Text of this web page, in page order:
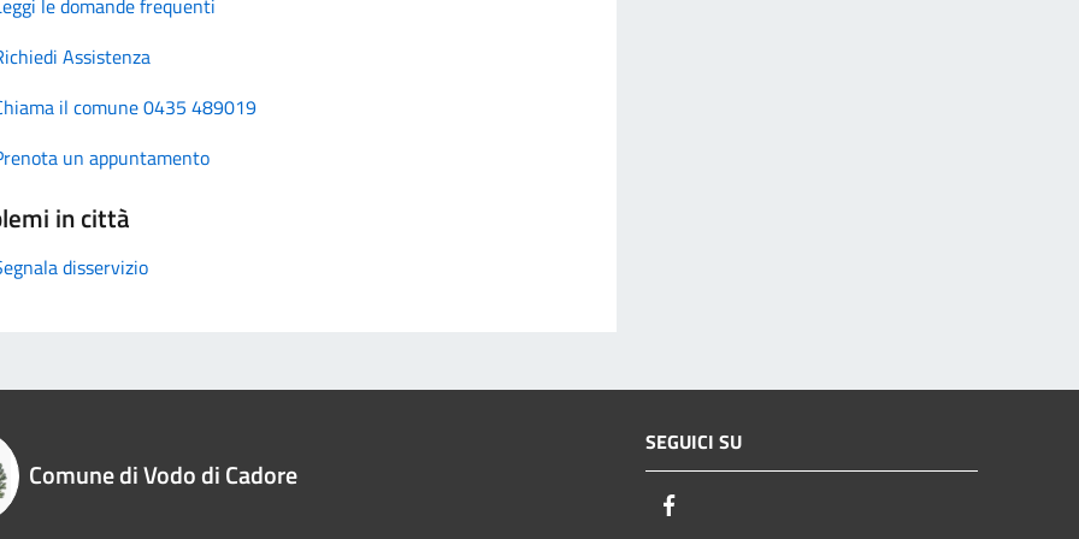
Assistenza
il comune 0435 489019
un appuntamento
in città
disservizio
Comune di Vodo di Cadore
SEGUICI SU